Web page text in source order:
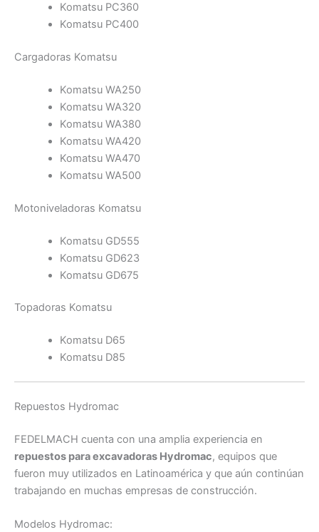
Komatsu PC360
Komatsu PC400
Cargadoras Komatsu
Komatsu WA250
Komatsu WA320
Komatsu WA380
Komatsu WA420
Komatsu WA470
Komatsu WA500
Motoniveladoras Komatsu
Komatsu GD555
Komatsu GD623
Komatsu GD675
Topadoras Komatsu
Komatsu D65
Komatsu D85
Repuestos Hydromac
FEDELMACH cuenta con una amplia experiencia en
repuestos para excavadoras Hydromac, equipos que
fueron muy utilizados en Latinoamérica y que aún continúan
trabajando en muchas empresas de construcción.
Modelos Hydromac: